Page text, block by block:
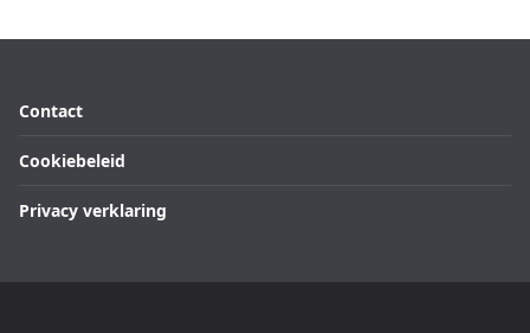
Contact
Cookiebeleid
Privacy verklaring